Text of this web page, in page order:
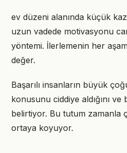
ev düzeni alanında küçük
uzun vadede motivasyonu
yöntemi. İlerlemenin her
değer.
Başarılı insanların büyük
konusunu ciddiye aldığını ve
belirtiyor. Bu tutum zamanla
ortaya koyuyor.